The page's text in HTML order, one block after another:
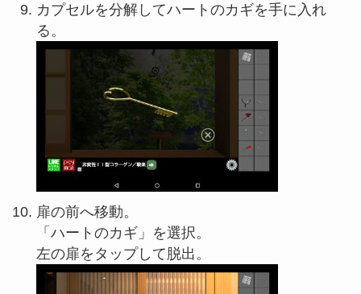
カプセルを分解してハートのカギを手に入れ
る。
扉の前へ移動。
「ハートのカギ」を選択。
左の扉をタップして脱出。